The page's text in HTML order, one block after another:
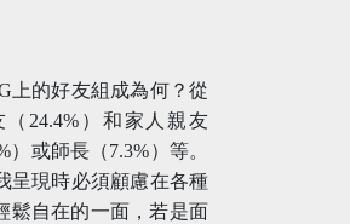
上的好友組成為何？從
24.4%）和家人親友
或師長（7.3%）等。
呈現時必須顧慮在各種
鬆自在的一面，若是面